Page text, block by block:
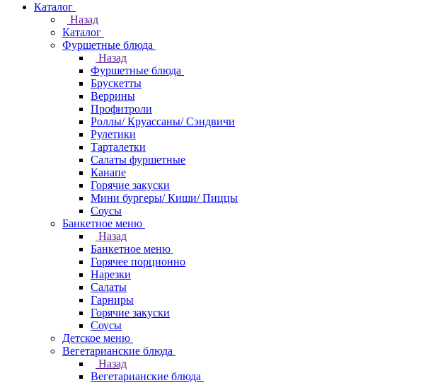
Каталог
Назад
Каталог
Фуршетные блюда
Назад
Фуршетные блюда
Брускетты
Веррины
Профитроли
Роллы/ Круассаны/ Сэндвичи
Рулетики
Тарталетки
Салаты фуршетные
Канапе
Горячие закуски
Мини бургеры/ Киши/ Пиццы
Соусы
Банкетное меню
Назад
Банкетное меню
Горячее порционно
Нарезки
Салаты
Гарниры
Горячие закуски
Соусы
Детское меню
Вегетарианские блюда
Назад
Вегетарианские блюда